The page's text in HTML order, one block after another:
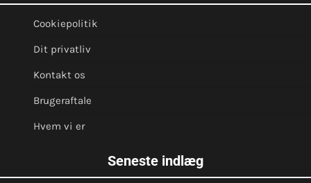
Cookiepolitik
Dit privatliv
Kontakt os
Brugeraftale
Hvem vi er
Seneste indlæg